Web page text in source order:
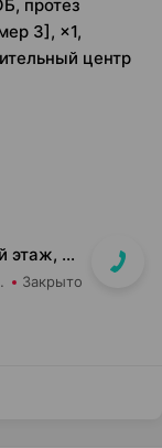
протез
3], ×1,
центр
пр-т Независимости 58, пом. 219 (2-ой этаж, ТЦ Московско-Венский)
в тонусе" Закрыто